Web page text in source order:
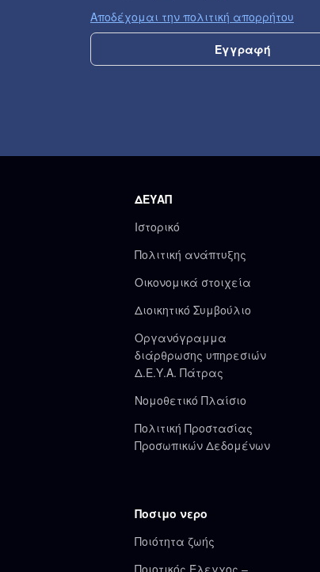
Αποδέχομαι την πολιτική απορρήτου
ΔΕΥΑΠ
Ιστορικό
Πολιτική ανάπτυξης
Οικονομικά στοιχεία
Διοικητικό Συμβούλιο
Οργανόγραμμα
διάρθρωσης υπηρεσιών
Δ.Ε.Υ.Α. Πάτρας
Νομοθετικό Πλαίσιο
Πολιτική Προστασίας
Προσωπικών Δεδομένων
Ποσιμο νερο
Ποιότητα ζωής